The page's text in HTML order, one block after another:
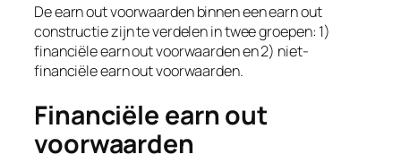
De earn out voorwaarden binnen een earn out
constructie zijn te verdelen in twee groepen: 1)
financiële earn out voorwaarden en 2) niet-
financiële earn out voorwaarden.
Financiële earn out
voorwaarden